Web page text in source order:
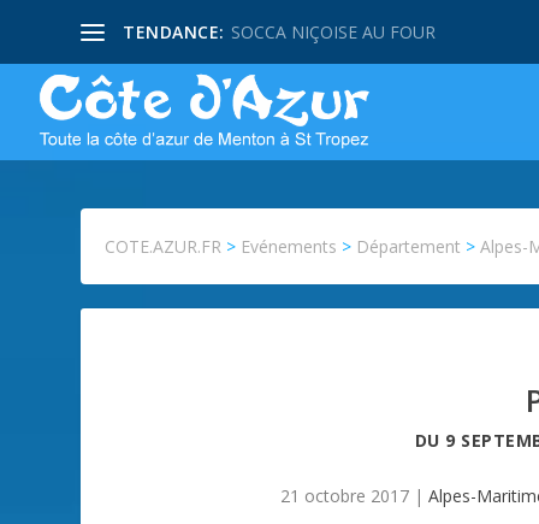
TENDANCE: SOCCA NIÇOISE AU FOUR
COTE.AZUR.FR > Evénements > Département >Alpes-
DU 9
21 octobre 2017 |Alpes-